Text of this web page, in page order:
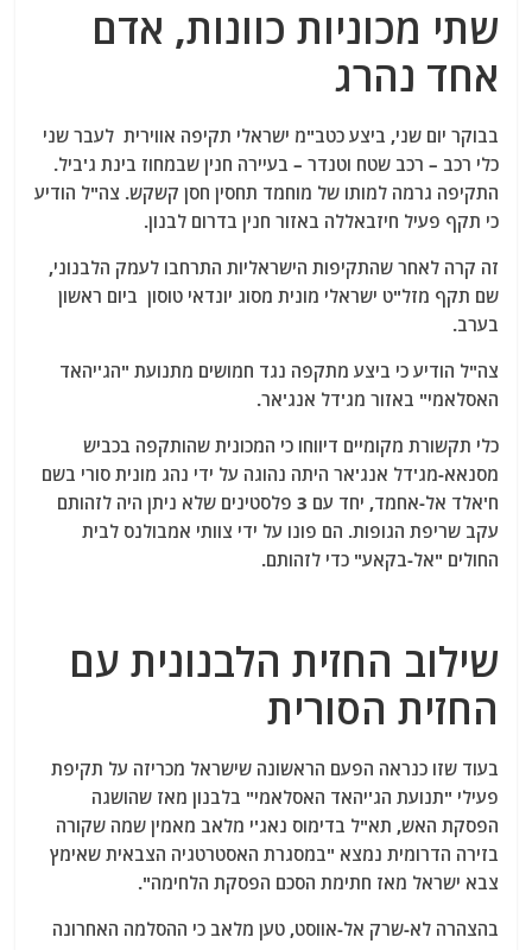
שתי מכוניות כוונות, אדם
אחד נהרג
בבוקר יום שני, ביצע כטב"מ ישראלי תקיפה אווירית לעבר שני
כלי רכב – רכב שטח וטנדר – בעיירה חנין שבמחוז בינת ג'ביל.
התקיפה גרמה למותו של מוחמד תחסין חסן קשקש. צה"ל הודיע
​​כי תקף פעיל חיזבאללה באזור חנין בדרום לבנון.
זה קרה לאחר שהתקיפות הישראליות התרחבו לעמק הלבנוני,
שם תקף מזל"ט ישראלי מונית מסוג יונדאי טוסון ביום ראשון
בערב.
צה"ל הודיע ​​כי ביצע מתקפה נגד חמושים מתנועת "הג'יהאד
האסלאמי" באזור מג'דל אנג'אר.
כלי תקשורת מקומיים דיווחו כי המכונית שהותקפה בכביש
מסנאא-מג'דל אנג'אר היתה נהוגה על ידי נהג מונית סורי בשם
ח'אלד אל-אחמד, יחד עם 3 פלסטינים שלא ניתן היה לזהותם
עקב שריפת הגופות. הם פונו על ידי צוותי אמבולנס לבית
החולים "אל-בקאע" כדי לזהותם.
שילוב החזית הלבנונית עם
החזית הסורית
בעוד שזו כנראה הפעם הראשונה שישראל מכריזה על תקיפת
פעילי "תנועת הג'יהאד האסלאמי" בלבנון מאז שהושגה
הפסקת האש, תא"ל בדימוס נאג'י מלאב מאמין שמה שקורה
בזירה הדרומית נמצא "במסגרת האסטרטגיה הצבאית שאימץ
צבא ישראל מאז חתימת הסכם הפסקת הלחימה".
בהצהרה לא-שרק אל-אווסט, טען מלאב כי ההסלמה האחרונה